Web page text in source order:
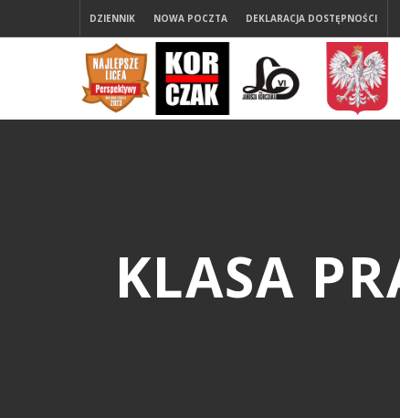
DZIENNIK NOWA POCZTA DEKLARACJA DOSTĘPNOŚCI
KLASA